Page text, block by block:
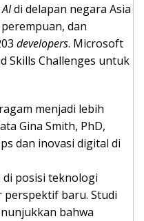
di delapan negara Asia
dan
developers. Microsoft
Skills Challenges untuk
menjadi lebih
Gina Smith, PhD,
dan inovasi digital di
posisi teknologi
perspektif baru. Studi
bahwa